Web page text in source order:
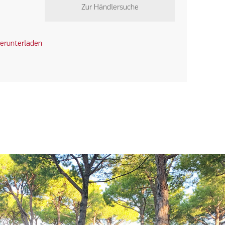
Zur Händlersuche